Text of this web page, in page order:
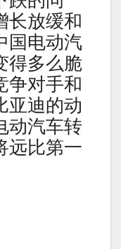
长放缓和
国电动汽
得多么脆
争对手和
亚迪的动
动汽车转
远比第一